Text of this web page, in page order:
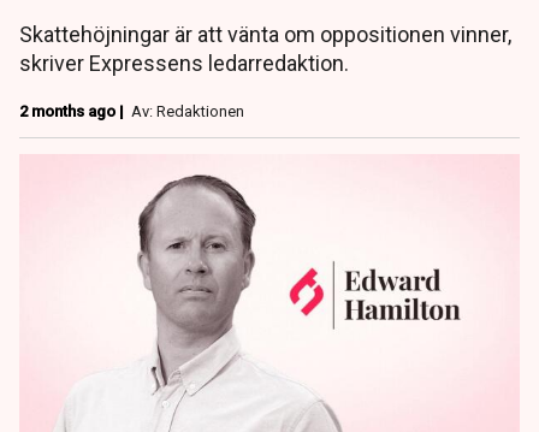
Skattehöjningar är att vänta om oppositionen vinner,
skriver Expressens ledarredaktion.
2 months ago | Av: Redaktionen